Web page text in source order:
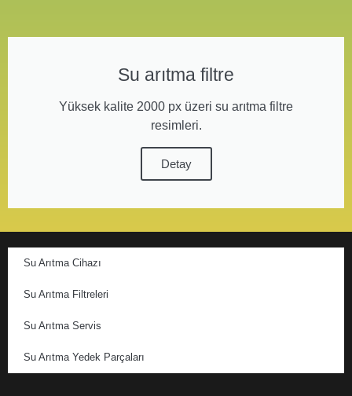
Su arıtma filtre
Yüksek kalite 2000 px üzeri su arıtma filtre
resimleri.
Detay
Su Arıtma Cihazı
Su Arıtma Filtreleri
Su Arıtma Servis
Su Arıtma Yedek Parçaları